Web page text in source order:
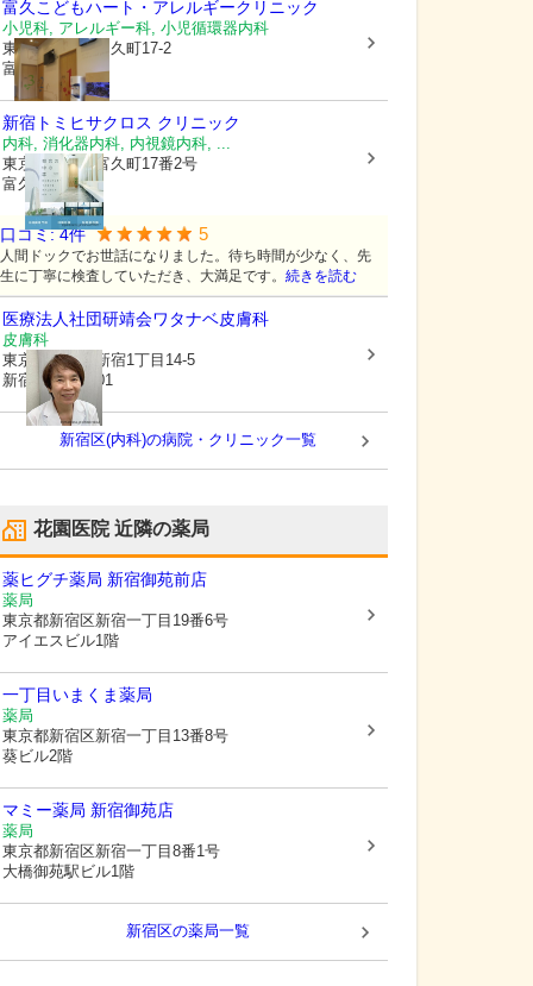
富久こどもハート・アレルギークリニック
小児科, アレルギー科, 小児循環器内科
東京都新宿区富久町17-2
富久クロス内
新宿トミヒサクロス クリニック
内科, 消化器内科, 内視鏡内科, ...
東京都新宿区 富久町17番2号
富久クロス1階
口コミ:4件 5
人間ドックでお世話になりました。待ち時間が少なく、先
生に丁寧に検査していただき、大満足です。 続きを読む
医療法人社団研靖会ワタナベ皮膚科
皮膚科
東京都新宿区
新宿1丁目14-5
新宿KMビル501
新宿区(内科)の病院・クリニック一覧
花園医院近隣の薬局
薬ヒグチ薬局 新宿御苑前店
薬局
東京都新宿区新宿一丁目19番6号
アイエスビル1階
一丁目いまくま薬局
薬局
東京都新宿区新宿一丁目13番8号
葵ビル2階
マミー薬局 新宿御苑店
薬局
東京都新宿区新宿一丁目8番1号
大橋御苑駅ビル1階
新宿区の薬局一覧